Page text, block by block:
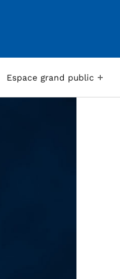
Espace grand public